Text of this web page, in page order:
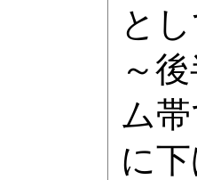
と
～
ム
に